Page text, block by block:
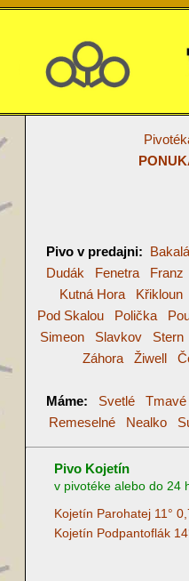
Pivo v predajni:
Dudák
Fenetra Franz
Kutná Hora
Křikloun
Pod Skalou
Polička
Simeon
Slavkov Stern
Záhora
Žiwell
Máme: Svetlé Tmavé
Remeselné
Nealko
Pivo Kojetín
v pivotéke alebo do 24
Kojetín Parohatej 11°
Kojetín Podpantoflák